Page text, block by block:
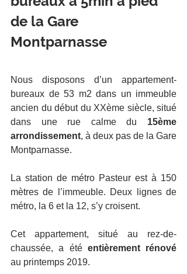
de la Gare
Montparnasse
Nous disposons d’un appartement-
bureaux de 53 m2 dans un immeuble
ancien du début du XXème siècle, situé
dans une rue calme du 15ème
arrondissement, à deux pas de la Gare
Montparnasse.
La station de métro Pasteur est à 150
mètres de l’immeuble. Deux lignes de
métro, la 6 et la 12, s’y croisent.
Cet appartement, situé au rez-de-
chaussée, a été entièrement rénové
au printemps 2019.